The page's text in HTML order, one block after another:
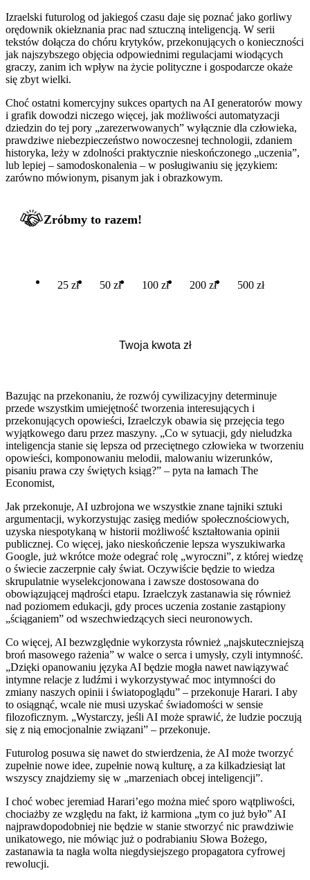
Izraelski futurolog od jakiegoś czasu daje się poznać jako gorliwy
orędownik okiełznania prac nad sztuczną inteligencją. W serii
tekstów dołącza do chóru krytyków, przekonujących o konieczności
jak najszybszego objęcia odpowiednimi regulacjami wiodących
graczy, zanim ich wpływ na życie polityczne i gospodarcze okaże
się zbyt wielki.
Choć ostatni komercyjny sukces opartych na AI generatorów mowy
i grafik dowodzi niczego więcej, jak możliwości automatyzacji
dziedzin do tej pory „zarezerwowanych” wyłącznie dla człowieka,
prawdziwe niebezpieczeństwo nowoczesnej technologii, zdaniem
historyka, leży w zdolności praktycznie nieskończonego „uczenia”,
lub lepiej – samodoskonalenia – w posługiwaniu się językiem:
zarówno mówionym, pisanym jak i obrazkowym.
Zróbmy to razem!
25 zł 50 zł 100 zł 200 zł 500 zł
Bazując na przekonaniu, że rozwój cywilizacyjny determinuje
przede wszystkim umiejętność tworzenia interesujących i
przekonujących opowieści, Izraelczyk obawia się przejęcia tego
wyjątkowego daru przez maszyny. „Co w sytuacji, gdy nieludzka
inteligencja stanie się lepsza od przeciętnego człowieka w tworzeniu
opowieści, komponowaniu melodii, malowaniu wizerunków,
pisaniu prawa czy świętych ksiąg?” – pyta na łamach The
Economist,
Jak przekonuje, AI uzbrojona we wszystkie znane tajniki sztuki
argumentacji, wykorzystując zasięg mediów społecznościowych,
uzyska niespotykaną w historii możliwość kształtowania opinii
publicznej. Co więcej, jako nieskończenie lepsza wyszukiwarka
Google, już wkrótce może odegrać rolę „wyroczni”, z której wiedzę
o świecie zaczerpnie cały świat. Oczywiście będzie to wiedza
skrupulatnie wyselekcjonowana i zawsze dostosowana do
obowiązującej mądrości etapu. Izraelczyk zastanawia się również
nad poziomem edukacji, gdy proces uczenia zostanie zastąpiony
„ściąganiem” od wszechwiedzących sieci neuronowych.
Co więcej, AI bezwzględnie wykorzysta również „najskuteczniejszą
broń masowego rażenia” w walce o serca i umysły, czyli intymność.
„Dzięki opanowaniu języka AI będzie mogła nawet nawiązywać
intymne relacje z ludźmi i wykorzystywać moc intymności do
zmiany naszych opinii i światopoglądu” – przekonuje Harari. I aby
to osiągnąć, wcale nie musi uzyskać świadomości w sensie
filozoficznym. „Wystarczy, jeśli AI może sprawić, że ludzie poczują
się z nią emocjonalnie związani” – przekonuje.
Futurolog posuwa się nawet do stwierdzenia, że AI może tworzyć
zupełnie nowe idee, zupełnie nową kulturę, a za kilkadziesiąt lat
wszyscy znajdziemy się w „marzeniach obcej inteligencji”.
I choć wobec jeremiad Harari’ego można mieć sporo wątpliwości,
chociażby ze względu na fakt, iż karmiona „tym co już było” AI
najprawdopodobniej nie będzie w stanie stworzyć nic prawdziwie
unikatowego, nie mówiąc już o podrabianiu Słowa Bożego,
zastanawia ta nagła wolta niegdysiejszego propagatora cyfrowej
rewolucji.